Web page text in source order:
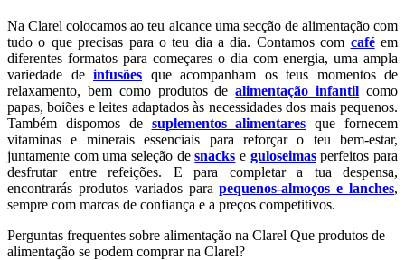
Na Clarel colocamos ao teu alcance uma secção de alimentação com
tudo o que precisas para o teu dia a dia. Contamos com caféem
diferentes formatos para começares o dia com energia, uma ampla
variedade de infusões que acompanham os teus momentos de
relaxamento, bem como produtos dealimentação infantil como
papas, boiões e leites adaptados às necessidades dos mais pequenos.
Também dispomos de suplementos alimentares que fornecem
vitaminas e minerais essenciais para reforçar o teu bem-estar,
juntamente com uma seleção desnacks e guloseimasperfeitos para
desfrutar entre refeições. E para completar a tua despensa,
encontrarás produtos variados parapequenos-almoços e lanches,
sempre com marcas de confiança e a preços competitivos.
Perguntas frequentes sobre alimentação na Clarel Que produtos de
alimentação se podem comprar na Clarel?